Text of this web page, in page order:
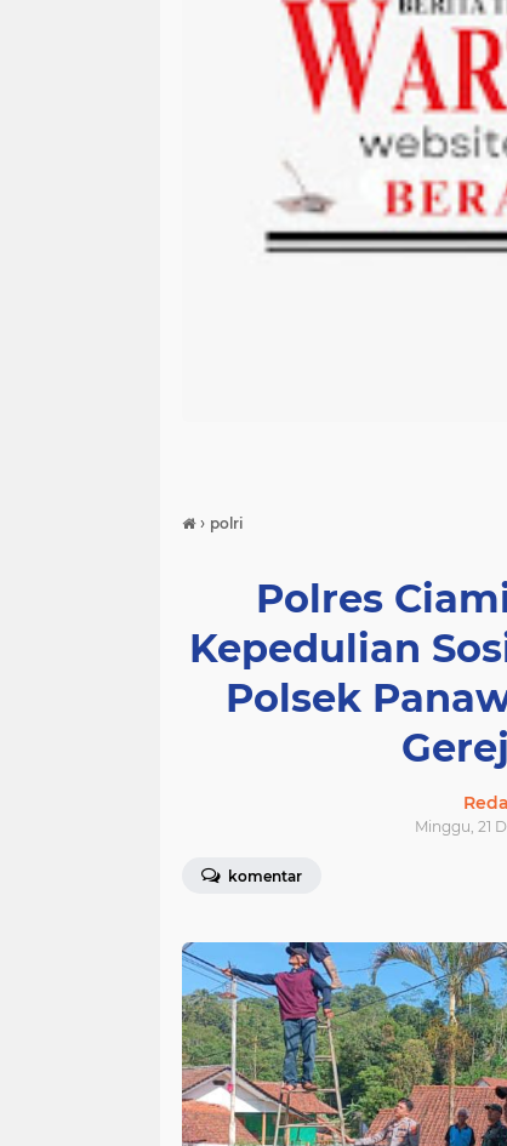
› polri
Polres
Kepedulian
Polsek
Minggu, 21
komentar